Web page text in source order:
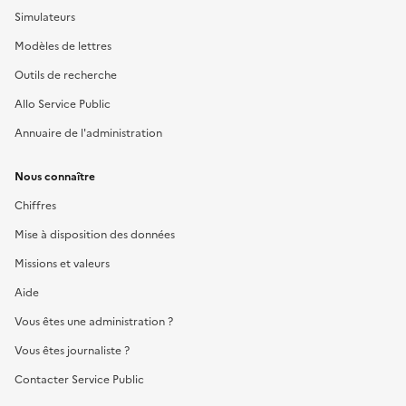
Simulateurs
Modèles de lettres
Outils de recherche
Allo Service Public
Annuaire de l'administration
Nous connaître
Chiffres
Mise à disposition des données
Missions et valeurs
Aide
Vous êtes une administration ?
Vous êtes journaliste ?
Contacter Service Public